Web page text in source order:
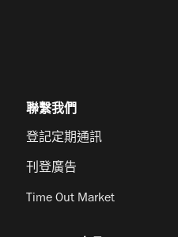
聯繫我們
登記定期通訊
刊登廣告
Time Out Market